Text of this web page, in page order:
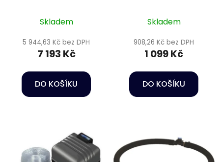
Skladem
5 944,63 Kč bez DPH
7 193 Kč
DO KOŠÍKU
Skladem
908,26 Kč bez DPH
1 099 Kč
DO KOŠÍKU